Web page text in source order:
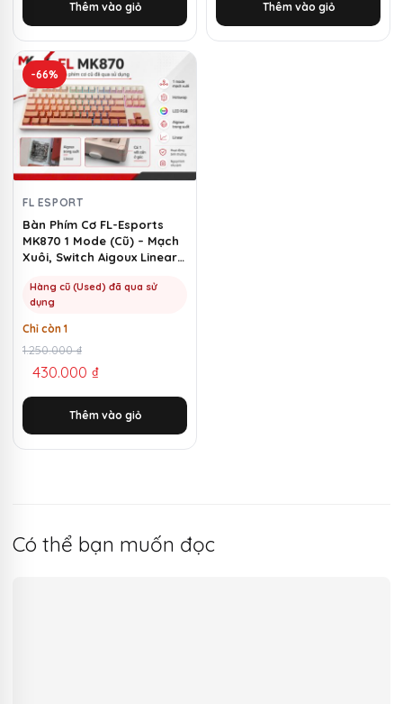
1.500.000 ₫.
là:
580.000 ₫.
Thêm vào giỏ
1.500.000 ₫.
là:
1.080.000 ₫.
Thêm vào giỏ
-66%
FL ESPORT
Bàn Phím Cơ FL-Esports
MK870 1 Mode (Cũ) – Mạch
Xuôi, Switch Aigoux Linear |
Hàng cũ (Used) đã qua sử
dụng
Chỉ còn 1
1.250.000₫
Giá
gốc
là:
1.250.000 ₫.
430.000 ₫
Giá
hiện
tại
là:
430.000 ₫.
Thêm vào giỏ
Có thể bạn muốn đọc